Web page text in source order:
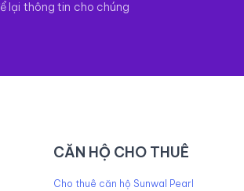
lại thông tin cho chúng
CĂN HỘ CHO THUÊ
Cho thuê căn hộ Sunwal Pearl